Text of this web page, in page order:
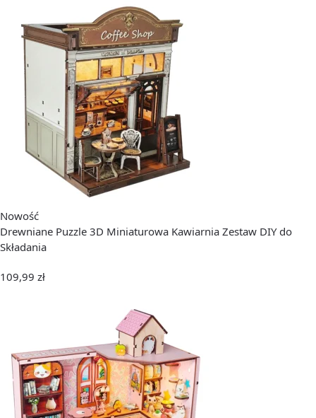
Nowość
Drewniane Puzzle 3D Miniaturowa Kawiarnia Zestaw DIY do
Składania
109,99 zł